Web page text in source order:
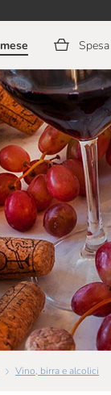
Vino, birra e alcolici